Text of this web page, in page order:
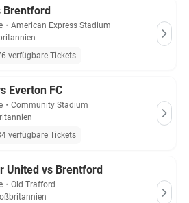
Brentford
・ American Express Stadium
verfügbare Tickets
Everton FC
・ Community Stadium
verfügbare Tickets
United vs Brentford
・ Old Trafford